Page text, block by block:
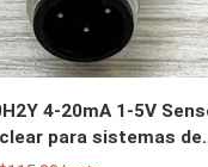
4-20mA 1-5V
para sistemas de